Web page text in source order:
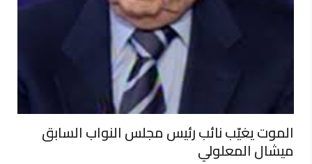
الموت يغيّب نائب رئيس مجلس النواب السابق
ميشال المعلولي